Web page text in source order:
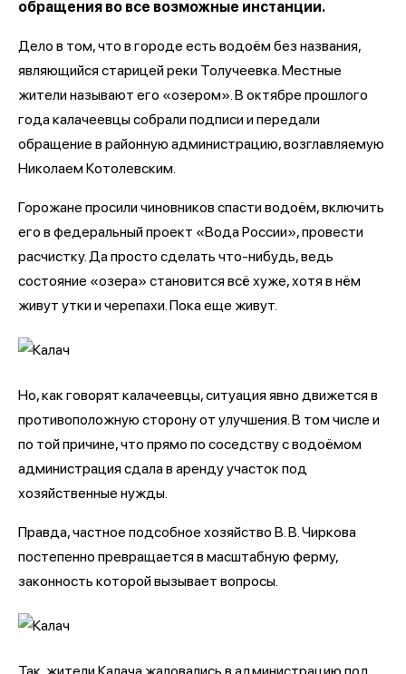
обращения во все возможные инстанции.
Дело в том, что в городе есть водоём без названия,
являющийся старицей реки Толучеевка. Местные
жители называют его «озером». В октябре прошлого
года калачеевцы собрали подписи и передали
обращение в районную администрацию, возглавляемую
Николаем Котолевским.
Горожане просили чиновников спасти водоём, включить
его в федеральный проект «Вода России», провести
расчистку. Да просто сделать что-нибудь, ведь
состояние «озера» становится всё хуже, хотя в нём
живут утки и черепахи. Пока еще живут.
Но, как говорят калачеевцы, ситуация явно движется в
противоположную сторону от улучшения. В том числе и
по той причине, что прямо по соседству с водоёмом
администрация сдала в аренду участок под
хозяйственные нужды.
Правда, частное подсобное хозяйство В. В. Чиркова
постепенно превращается в масштабную ферму,
законность которой вызывает вопросы.
Так, жители Калача жаловались в администрацию под